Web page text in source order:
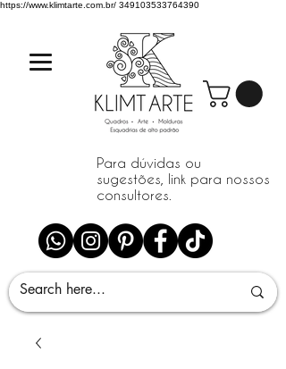
https://www.klimtarte.com.br/ 349103533764390
Para dúvidas ou
sugestões, link para nossos
consultores.